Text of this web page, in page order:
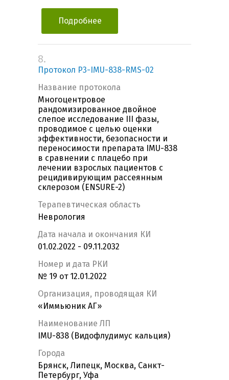
Подробнее
8.
Протокол P3-IMU-838-RMS-02
Название протокола
Многоцентровое
рандомизированное двойное
слепое исследование III фазы,
проводимое с целью оценки
эффективности, безопасности и
переносимости препарата IMU-838
в сравнении с плацебо при
лечении взрослых пациентов с
рецидивирующим рассеянным
склерозом (ENSURE-2)
Терапевтическая область
Неврология
Дата начала и окончания КИ
01.02.2022 - 09.11.2032
Номер и дата РКИ
№ 19 от 12.01.2022
Организация, проводящая КИ
«Иммьюник АГ»
Наименование ЛП
IMU-838 (Видофлудимус кальция)
Города
Брянск, Липецк, Москва, Санкт-
Петербург, Уфа